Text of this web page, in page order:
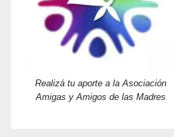
Realizá tu aporte a la Asociación
Amigas y Amigos de las Madres